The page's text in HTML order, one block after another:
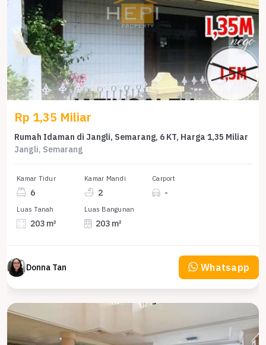
Rp 1,35 Miliar
Rumah Idaman di Jangli, Semarang, 6 KT, Harga 1,35 Miliar
Jangli, Semarang
Kamar Tidur
6
Kamar Mandi
2
Carport
-
Luas Tanah
203 m²
Luas Bangunan
203 m²
Donna Tan Whatsapp